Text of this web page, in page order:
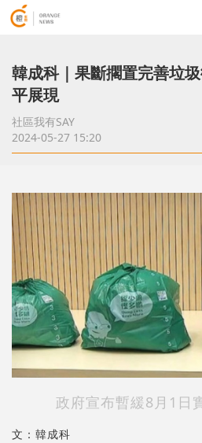
韓成科｜果斷擱置完善垃
平展現
社區我有SAY
2024-05-27 15:20
政府宣布暫緩8月1日
文：韓成科